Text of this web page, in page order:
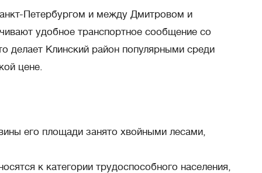
Петербургом и между Дмитровом и
удобное транспортное сообщение со
делает Клинский район популярными среди
цене.
его площади занято хвойными лесами,
к категории трудоспособного населения,